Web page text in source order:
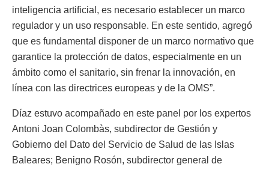
inteligencia artificial, es necesario establecer un marco
regulador y un uso responsable. En este sentido, agregó
que es fundamental disponer de un marco normativo que
garantice la protección de datos, especialmente en un
ámbito como el sanitario, sin frenar la innovación, en
línea con las directrices europeas y de la OMS”.
Díaz estuvo acompañado en este panel por los expertos
Antoni Joan Colombàs, subdirector de Gestión y
Gobierno del Dato del Servicio de Salud de las Islas
Baleares; Benigno Rosón, subdirector general de